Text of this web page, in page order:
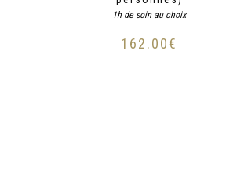
1h de soin au choix
162.00€